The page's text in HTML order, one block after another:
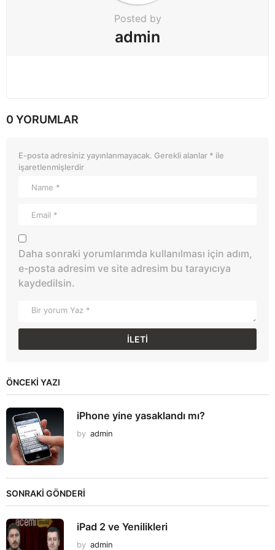
Posted by
admin
0 YORUMLAR
E-posta adresiniz yayınlanmayacak. Gerekli alanlar * ile
işaretlenmişlerdir
Daha sonraki yorumlarımda kullanılması için adım,
e-posta adresim ve site adresim bu tarayıcıya
kaydedilsin.
ÖNCEKI YAZI
iPhone yine yasaklandı mı?
by admin
SONRAKİ GÖNDERİ
iPad 2 ve Yenilikleri
by admin